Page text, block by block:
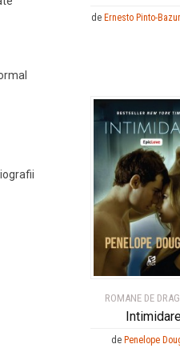
de Ernesto Pinto-
ROMANE DE
dePenelope